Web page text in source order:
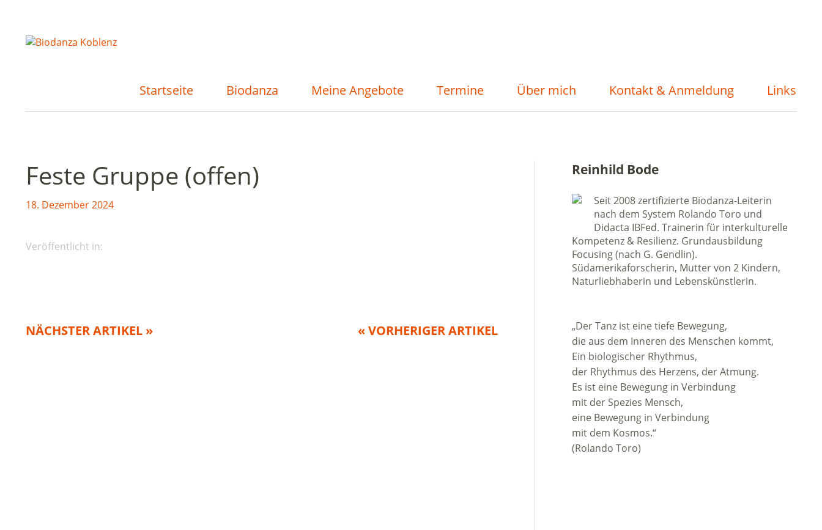
Startseite Biodanza Meine Angebote Termine Über mich Kontakt & Anmeldung Links
Feste Gruppe (offen)
18. Dezember 2024
Veröffentlicht in:
NÄCHSTER ARTIKEL » « VORHERIGER ARTIKEL
Reinhild Bode
Seit 2008 zertifizierte Biodanza-Leiterin
nach dem System Rolando Toro und
Didacta IBFed. Trainerin für interkulturelle
Kompetenz & Resilienz. Grundausbildung
Focusing (nach G. Gendlin).
Südamerikaforscherin, Mutter von 2 Kindern,
Naturliebhaberin und Lebenskünstlerin.
„Der Tanz ist eine tiefe Bewegung,
die aus dem Inneren des Menschen kommt,
Ein biologischer Rhythmus,
der Rhythmus des Herzens, der Atmung.
Es ist eine Bewegung in Verbindung
mit der Spezies Mensch,
eine Bewegung in Verbindung
mit dem Kosmos.“
(Rolando Toro)